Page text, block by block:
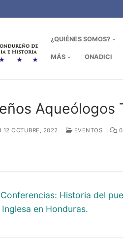
¿QUIÉNES SOMOS?
MÁS ONADICI
Aqueólogos
12 OCTUBRE, 2022 EVENTOS
Historia del
en Honduras.